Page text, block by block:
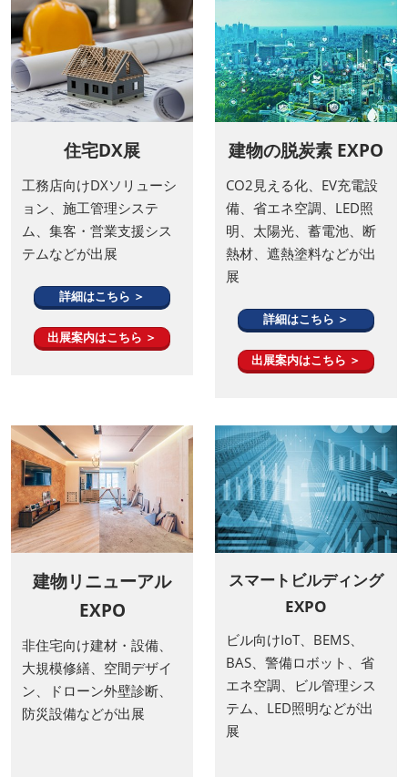
住宅DX展
工務店向けDXソリューシ
ョン、施工管理システ
ム、集客・営業支援シス
テムなどが出展
詳細はこちら ＞
出展案内はこちら ＞
建物の脱炭素 EXPO
CO2見える化、EV充電設
備、省エネ空調、LED照
明、太陽光、蓄電池、断
熱材、遮熱塗料などが出
展
詳細はこちら ＞
出展案内はこちら ＞
建物リニューアル
EXPO
非住宅向け建材・設備、
大規模修繕、空間デザイ
ン、ドローン外壁診断、
防災設備などが出展
スマートビルディング
EXPO
ビル向けIoT、BEMS、
BAS、警備ロボット、省
エネ空調、ビル管理シス
テム、LED照明などが出
展